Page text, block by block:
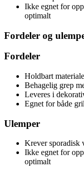
Ikke egnet for
optimalt
Fordeler og
Fordeler
Holdbart
Behagelig grep
Leveres i
Egnet for både
Ulemper
Krever sporadisk
Ikke egnet for
optimalt